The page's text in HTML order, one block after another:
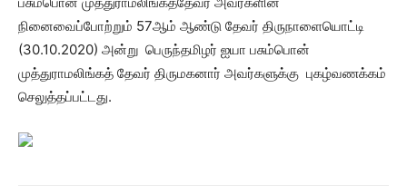
நினைவைப்போற்றும் 57ஆம் ஆண்டு தேவர் திருநாளையொட்டி
(30.10.2020) அன்று பெருந்தமிழர் ஐயா பசும்பொன்
முத்துராமலிங்கத் தேவர் திருமகனார் அவர்களுக்கு புகழ்வணக்கம்
செலுத்தப்பட்டது.